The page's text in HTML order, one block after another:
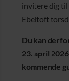
invitere dig til
Ebeltoft
Du kan
23. april
kommende